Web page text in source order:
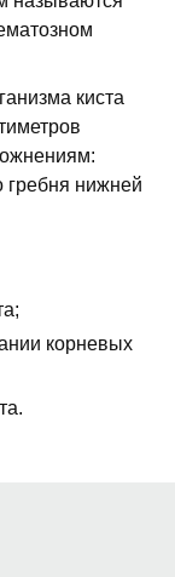
киста
гребня нижней
корневых